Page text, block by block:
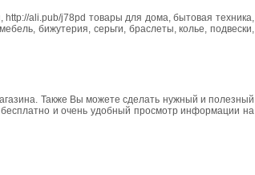
ali.pub/j78pd товары для дома, бытовая техника,
бижутерия, серьги, браслеты, колье, подвески,
Также Вы можете сделать нужный и полезный
бесплатно и очень удобный просмотр информации на